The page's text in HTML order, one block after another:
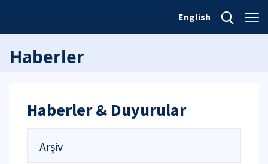
English
Haberler
Haberler & Duyurular
Arşiv